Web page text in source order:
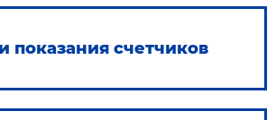
показания счетчиков